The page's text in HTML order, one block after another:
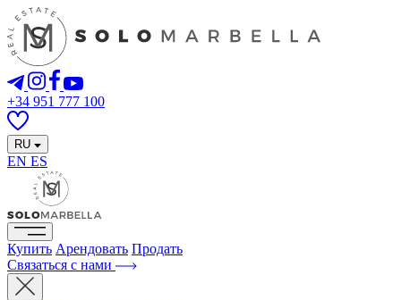
+34 951 777 100
RU
EN ES
Купить Арендовать Продать
Связаться с нами